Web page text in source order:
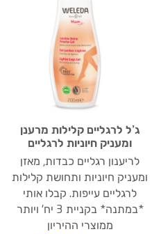
ג’ל לרגליים קלילות מרענן
ומעניק חיוניות לרגליים
לריענון רגליים כבדות, מאזן
ומעניק חיוניות ותחושת קלילות
לרגליים עייפות. קבלו אותי
*במתנה* בקניית 3 יח' ויותר
ממוצרי ההיריון